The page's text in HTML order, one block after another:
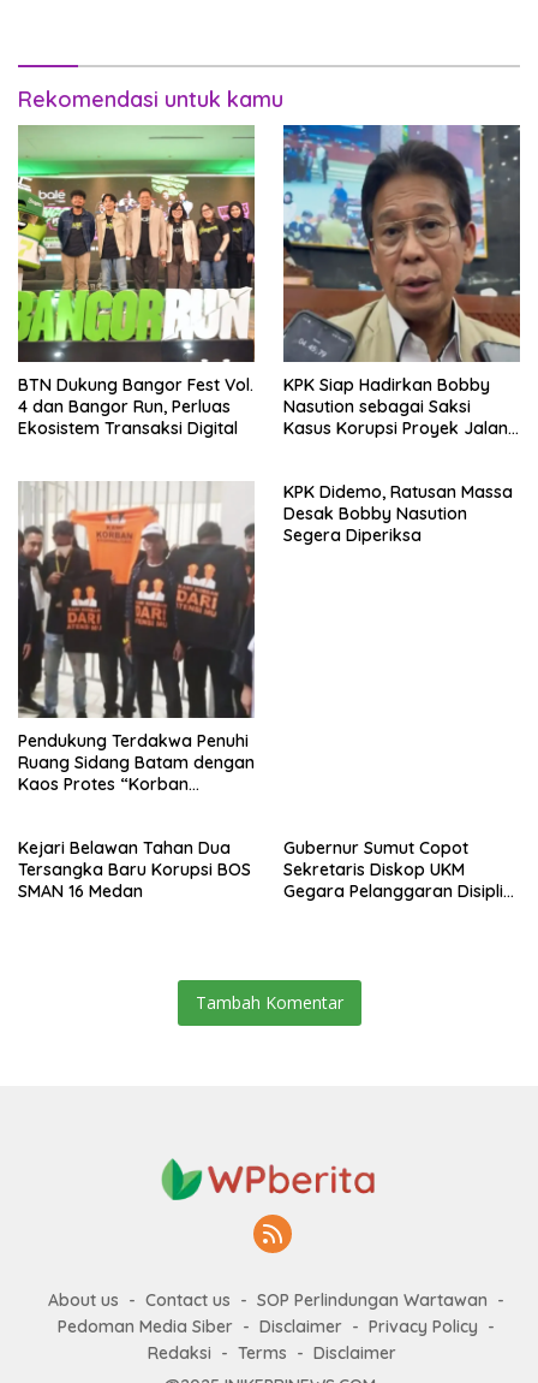
Rekomendasi untuk kamu
BTN Dukung Bangor Fest Vol.
4 dan Bangor Run, Perluas
Ekosistem Transaksi Digital
KPK Siap Hadirkan Bobby
Nasution sebagai Saksi
Kasus Korupsi Proyek Jalan
Pendukung Terdakwa Penuhi
Ruang Sidang Batam dengan
Kaos Protes “Korban
KPK Didemo, Ratusan Massa
Desak Bobby Nasution
Segera Diperiksa
Kejari Belawan Tahan Dua
Tersangka Baru Korupsi BOS
SMAN 16 Medan
Gubernur Sumut Copot
Sekretaris Diskop UKM
Gegara Pelanggaran Disiplin
Tambah Komentar
About us Contact us
SOP Perlindungan Wartawan
Pedoman Media Siber
Disclaimer
Privacy Policy
Redaksi
Terms
Disclaimer